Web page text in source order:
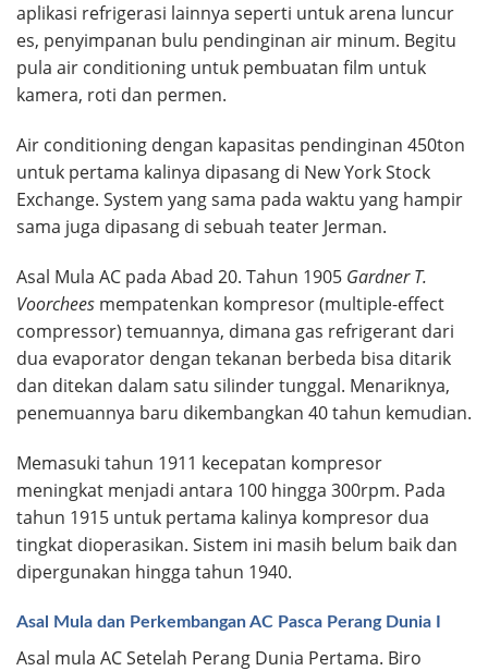
aplikasi refrigerasi lainnya seperti untuk arena luncur
es, penyimpanan bulu pendinginan air minum. Begitu
pula air conditioning untuk pembuatan film untuk
kamera, roti dan permen.
Air conditioning dengan kapasitas pendinginan 450ton
untuk pertama kalinya dipasang di New York Stock
Exchange. System yang sama pada waktu yang hampir
sama juga dipasang di sebuah teater Jerman.
Asal Mula AC pada Abad 20. Tahun 1905 Gardner T.
Voorchees mempatenkan kompresor (multiple-effect
compressor) temuannya, dimana gas refrigerant dari
dua evaporator dengan tekanan berbeda bisa ditarik
dan ditekan dalam satu silinder tunggal. Menariknya,
penemuannya baru dikembangkan 40 tahun kemudian.
Memasuki tahun 1911 kecepatan kompresor
meningkat menjadi antara 100 hingga 300rpm. Pada
tahun 1915 untuk pertama kalinya kompresor dua
tingkat dioperasikan. Sistem ini masih belum baik dan
dipergunakan hingga tahun 1940.
Asal Mula dan Perkembangan AC Pasca Perang Dunia I
Asal mula AC Setelah Perang Dunia Pertama. Biro